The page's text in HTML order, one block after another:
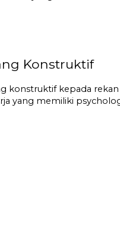
Konstruktif